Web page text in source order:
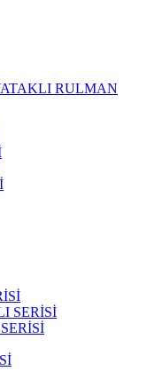
RULMAN
SERİSİ